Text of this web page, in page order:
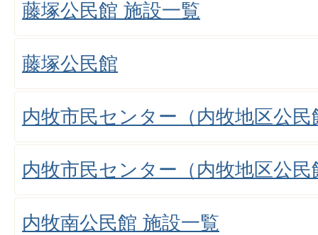
藤塚公民館 施設一覧
藤塚公民館
内牧市民センター（内牧地区公
内牧市民センター（内牧地区公民
内牧南公民館 施設一覧